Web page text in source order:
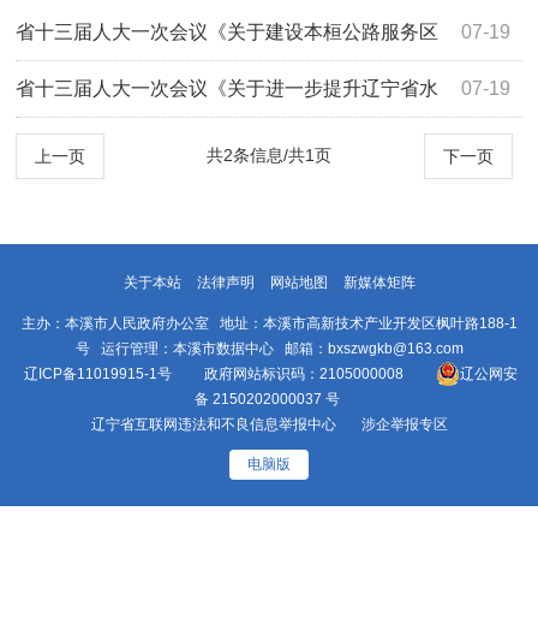
07-19
省十三届人大一次会议《关于建设本桓公路服务区
的建议》（第1596号）答复 07-19
省十三届人大一次会议《关于进一步提升辽宁省水
源地污水处理能力的建议》（第1594号）答复
上一页 下一页
共2条信息/共1页
关于本站 法律声明 网站地图 新媒体矩阵
主办：本溪市人民政府办公室 地址：本溪市高新技术产业开发区枫叶路188-1
号 运行管理：本溪市数据中心 邮箱：bxszwgkb@163.com
辽ICP备11019915-1号 政府网站标识码：2105000008
辽公网安
备 2150202000037 号
辽宁省互联网违法和不良信息举报中心
涉企举报专区
电脑版